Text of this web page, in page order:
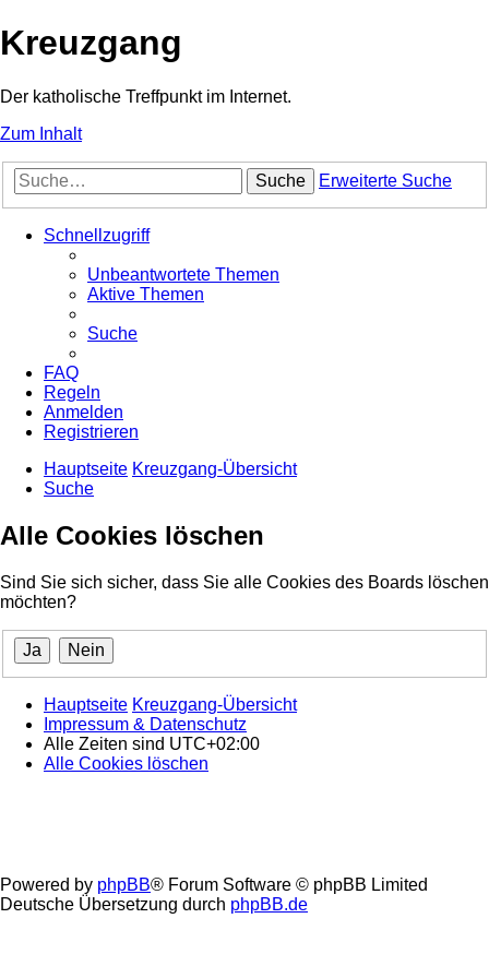
Kreuzgang
Der katholische Treffpunkt im Internet.
Zum Inhalt
Suche Erweiterte Suche
Schnellzugriff
Unbeantwortete Themen
Aktive Themen
Suche
FAQ
Regeln
Anmelden
Registrieren
Hauptseite Kreuzgang-Übersicht
Suche
Alle Cookies löschen
Sind Sie sich sicher, dass Sie alle Cookies des Boards löschen
möchten?
Hauptseite Kreuzgang-Übersicht
Impressum & Datenschutz
Alle Zeiten sind UTC+02:00
Alle Cookies löschen
Powered by phpBB® Forum Software © phpBB Limited
Deutsche Übersetzung durch phpBB.de